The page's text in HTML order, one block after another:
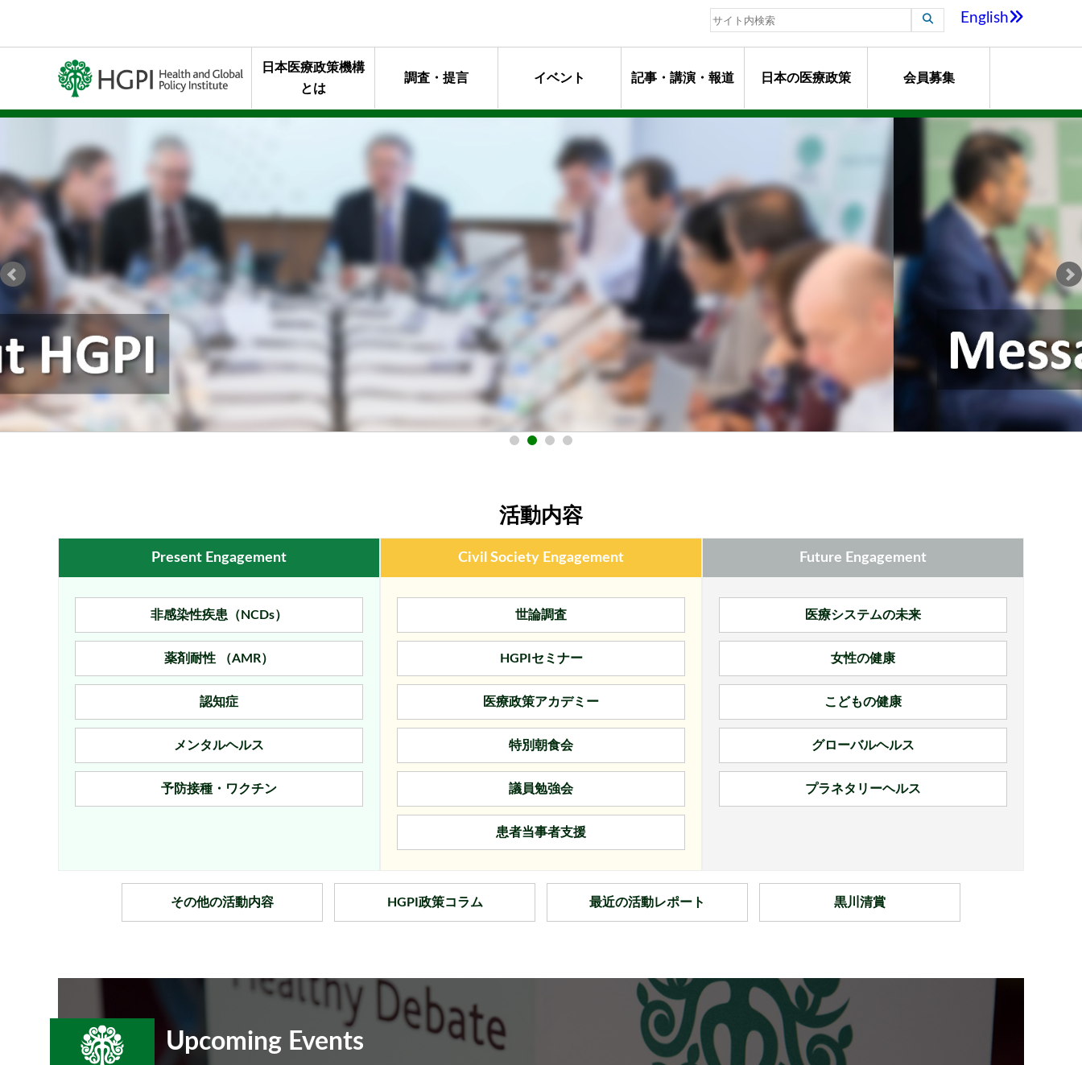
English
日本医療政策機構
とは
ミッション・行動指針
代表理事メッセージ
終身名誉チェアマンメッセージ
組織概要
年報・最近の活動
HGPIを支えるプロフェッショナル達
スタッフの声
HGPIのあゆみ
黒川清賞
調査・提言 イベント 記事・講演・報道 日本の医療政策 会員募集
活動内容
Present Engagement
非感染性疾患（NCDs）
薬剤耐性 （AMR）
認知症
メンタルヘルス
予防接種・ワクチン
Civil Society Engagement
世論調査
HGPIセミナー
医療政策アカデミー
特別朝食会
議員勉強会
患者当事者支援
Future Engagement
医療システムの未来
女性の健康
こどもの健康
グローバルヘルス
プラネタリーヘルス
その他の活動内容 HGPI政策コラム 最近の活動レポート 黒川清賞
Upcoming Events